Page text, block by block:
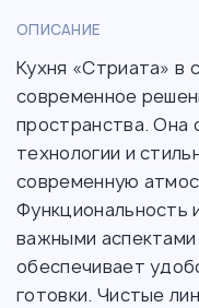
ОПИСАНИЕ
Кухня «Стриата» в
современное
пространства. Она
технологии и
современную
Функциональность
важными
обеспечивает
готовки. Чистые